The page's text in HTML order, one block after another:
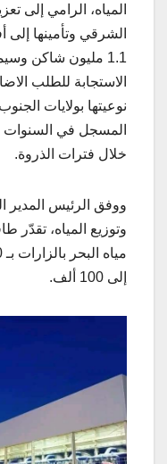
المياه، الرامي إلى
1.1 مليون شاكن
الاستجابة للطلب
نوعيتها بولايات
المسجل في السنوات
خلال فترات الذروة.
ووفق الرئيس المدير
وتوزيع المياه، تقدّر
إلى 100 ألف.